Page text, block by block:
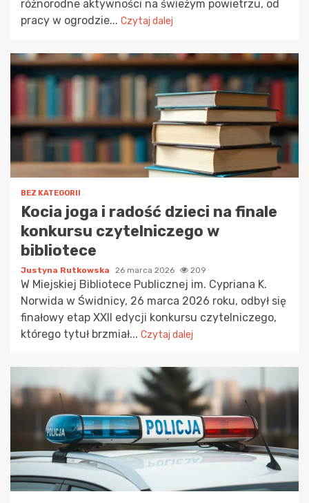
różnorodne aktywności na świeżym powietrzu, od
pracy w ogrodzie... Czytaj dalej
BEZ KATEGORII
Kocia joga i radość dzieci na finale
konkursu czytelniczego w
bibliotece
Justyna Rutkowska 26 marca 2026 209
W Miejskiej Bibliotece Publicznej im. Cypriana K.
Norwida w Świdnicy, 26 marca 2026 roku, odbył się
finałowy etap XXII edycji konkursu czytelniczego,
którego tytuł brzmiał... Czytaj dalej